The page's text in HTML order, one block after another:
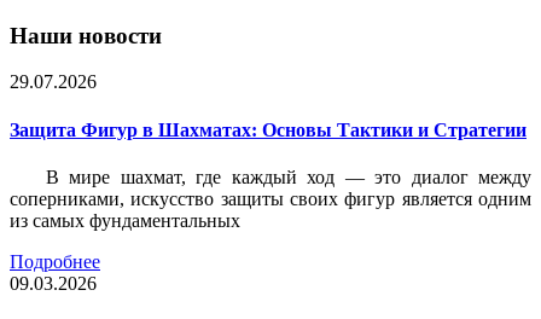
Наши новости
29.07.2026
Защита Фигур в Шахматах: Основы Тактики и Стратегии
В мире шахмат, где каждый ход — это диалог между
соперниками, искусство защиты своих фигур является одним
из самых фундаментальных
Подробнее
09.03.2026